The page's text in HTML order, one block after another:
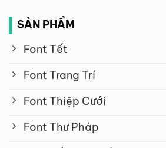
SẢN PHẨM
Font Tết
Font Trang Trí
Font Thiệp Cưới
Font Thư Pháp